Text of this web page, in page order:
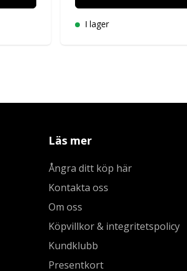
I lager
Läs mer
Ångra ditt köp här
Kontakta oss
Om oss
Köpvillkor & integritetspolicy
Kundklubb
Presentkort